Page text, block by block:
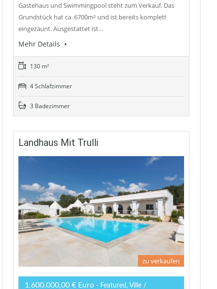
Gästehaus und Swimmingpool steht zum Verkauf. Das
Grundstück hat ca. 6700m² und ist bereits komplett
eingezäunt. Ausgestattet ist…
Mehr Details
130 m²
4 Schlafzimmer
3 Badezimmer
Landhaus Mit Trulli
zu verkaufen
1.600.000,00 € Euro - Featured, Ville /